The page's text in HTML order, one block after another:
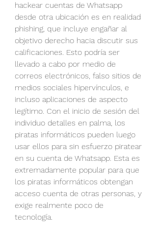
hackear cuentas de Whatsapp
desde otra ubicación es en realidad
phishing, que incluye engañar al
objetivo derecho hacia discutir sus
calificaciones. Esto podría ser
llevado a cabo por medio de
correos electrónicos, falso sitios de
medios sociales hipervínculos, e
incluso aplicaciones de aspecto
legítimo. Con el inicio de sesión del
individuo detalles en palma, los
piratas informáticos pueden luego
usar ellos para sin esfuerzo piratear
en su cuenta de Whatsapp. Esta es
extremadamente popular para que
los piratas informáticos obtengan
acceso cuenta de otras personas, y
exige realmente poco de
tecnología.